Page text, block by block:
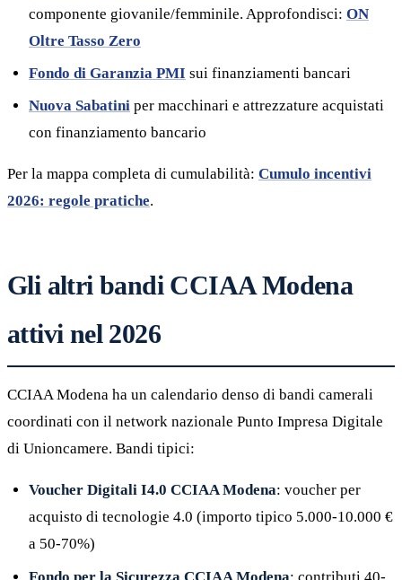
componente giovanile/femminile. Approfondisci: ON
Oltre Tasso Zero
Fondo di Garanzia PMI sui finanziamenti bancari
Nuova Sabatini per macchinari e attrezzature acquistati
con finanziamento bancario
Per la mappa completa di cumulabilità: Cumulo incentivi
2026: regole pratiche.
Gli altri bandi CCIAA Modena
attivi nel 2026
CCIAA Modena ha un calendario denso di bandi camerali
coordinati con il network nazionale Punto Impresa Digitale
di Unioncamere. Bandi tipici:
Voucher Digitali I4.0 CCIAA Modena: voucher per
acquisto di tecnologie 4.0 (importo tipico 5.000-10.000 €
a 50-70%)